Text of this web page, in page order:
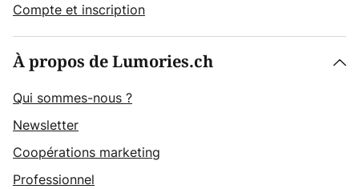
Compte et inscription
À propos de Lumories.ch
Qui sommes-nous ?
Newsletter
Coopérations marketing
Professionnel